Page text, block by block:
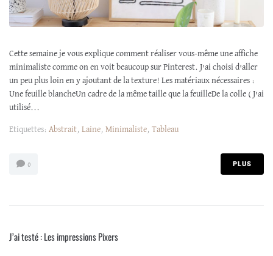
Cette semaine je vous explique comment réaliser vous-même une affiche
minimaliste comme on en voit beaucoup sur Pinterest. J'ai choisi d'aller
un peu plus loin en y ajoutant de la texture! Les matériaux nécessaires :
Une feuille blancheUn cadre de la même taille que la feuilleDe la colle ( J’ai
utilisé...
Etiquettes: Abstrait, Laine, Minimaliste, Tableau
0 PLUS
J’ai testé : Les impressions Pixers